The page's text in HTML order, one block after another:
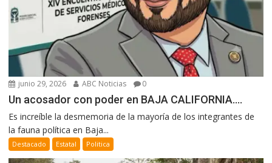
junio 29, 2026 ABC Noticias 0
Un acosador con poder en BAJA CALIFORNIA….
Es increíble la desmemoria de la mayoría de los integrantes de
la fauna política en Baja...
Destacado Estatal Politica